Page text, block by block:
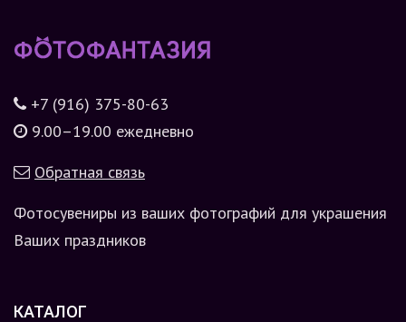
+7 (916) 375-80-63
9.00–19.00 ежедневно
Обратная связь
Фотосувениры из ваших фотографий для украшения
Ваших праздников
КАТАЛОГ